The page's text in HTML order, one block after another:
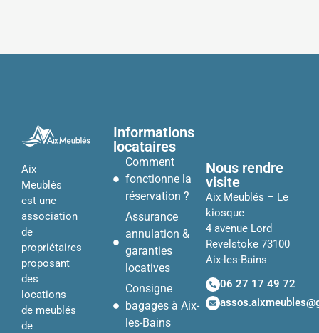
Aix
Meublés
est une
association
de
propriétaires
proposant
des
locations
de meublés
de
Informations
locataires
Comment
fonctionne la
réservation ?
Assurance
annulation &
garanties
locatives
Consigne
bagages à Aix-
les-Bains
Nous rendre
visite
Aix Meublés – Le
kiosque
4 avenue Lord
Revelstoke 73100
Aix-les-Bains
06 27 17 49 72